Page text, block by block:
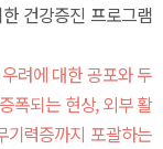
건강증진 프로그램
려에 대한 공포와 두
폭되는 현상, 외부 활
기력증까지 포괄하는